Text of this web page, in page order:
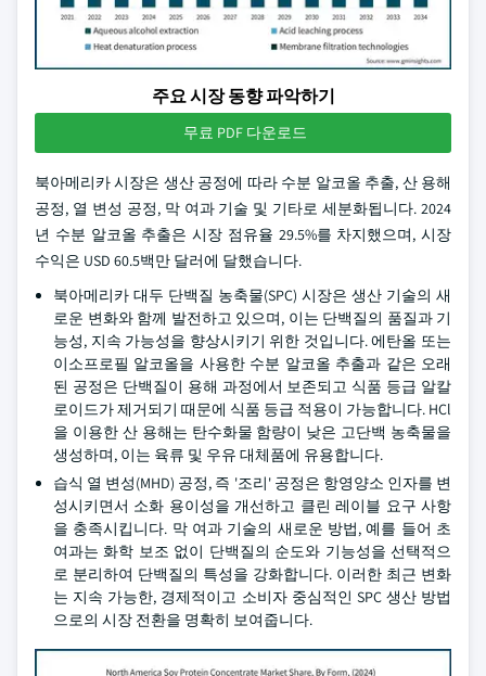
주요 시장 동향 파악하기
무료 PDF 다운로드
북아메리카 시장은 생산 공정에 따라 수분 알코올 추출, 산 용해
공정, 열 변성 공정, 막 여과 기술 및 기타로 세분화됩니다. 2024
년 수분 알코올 추출은 시장 점유율 29.5%를 차지했으며, 시장
수익은 USD 60.5백만 달러에 달했습니다.
북아메리카 대두 단백질 농축물(SPC) 시장은 생산 기술의 새
로운 변화와 함께 발전하고 있으며, 이는 단백질의 품질과 기
능성, 지속 가능성을 향상시키기 위한 것입니다. 에탄올 또는
이소프로필 알코올을 사용한 수분 알코올 추출과 같은 오래
된 공정은 단백질이 용해 과정에서 보존되고 식품 등급 알칼
로이드가 제거되기 때문에 식품 등급 적용이 가능합니다. HCl
을 이용한 산 용해는 탄수화물 함량이 낮은 고단백 농축물을
생성하며, 이는 육류 및 우유 대체품에 유용합니다.
습식 열 변성(MHD) 공정, 즉 '조리' 공정은 항영양소 인자를 변
성시키면서 소화 용이성을 개선하고 클린 레이블 요구 사항
을 충족시킵니다. 막 여과 기술의 새로운 방법, 예를 들어 초
여과는 화학 보조 없이 단백질의 순도와 기능성을 선택적으
로 분리하여 단백질의 특성을 강화합니다. 이러한 최근 변화
는 지속 가능한, 경제적이고 소비자 중심적인 SPC 생산 방법
으로의 시장 전환을 명확히 보여줍니다.